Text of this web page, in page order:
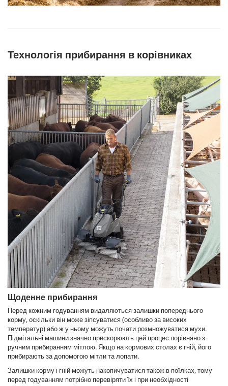
Технологія прибирання в корівниках
Щоденне прибирання
Перед кожним годуванням видаляються залишки попереднього
корму, оскільки він може зіпсуватися (особливо за високих
температур) або ж у ньому можуть почати розмножуватися мухи.
Підмітальні машини значно прискорюють цей процес порівняно з
ручним прибиранням мітлою. Якщо на кормових столах є гній, його
прибирають за допомогою мітли та лопати.
Залишки корму і гній можуть накопичуватися також в поїлках, тому
перед годуванням потрібно перевіряти їх і при необхідності